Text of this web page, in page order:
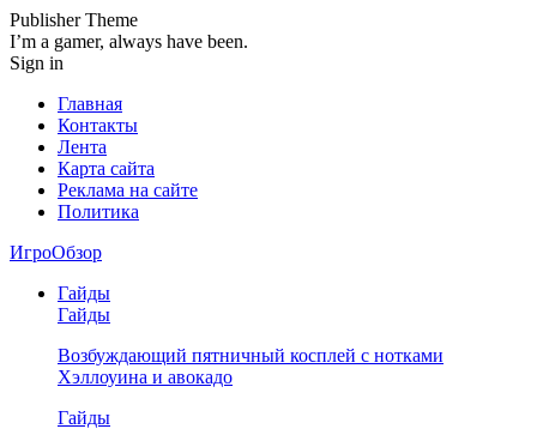
Publisher Theme
I’m a gamer, always have been.
Sign in
Главная
Контакты
Лента
Карта сайта
Реклама на сайте
Политика
ИгроОбзор
Гайды
Гайды
Возбуждающий пятничный косплей с нотками
Хэллоуина и авокадо
Гайды